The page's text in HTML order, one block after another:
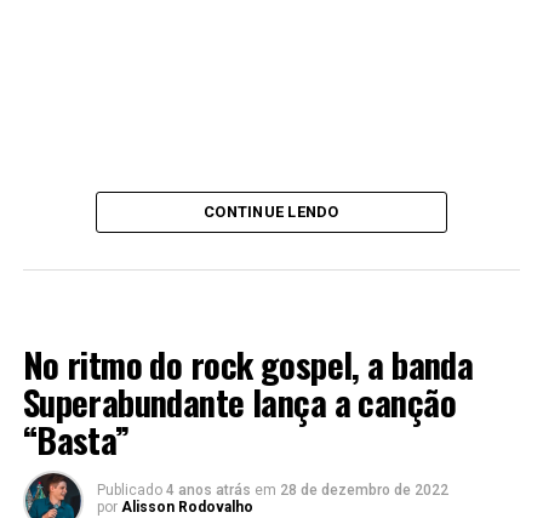
CONTINUE LENDO
No ritmo do rock gospel, a banda
Superabundante lança a canção
“Basta”
Publicado 4 anos atrás em 28 de dezembro de 2022
por Alisson Rodovalho